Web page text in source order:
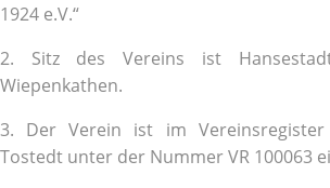
1924 e.V.“
2. Sitz des Vereins ist
Wiepenkathen.
3. Der Verein ist im Vereinsregister
Tostedt unter der Nummer VR 100063